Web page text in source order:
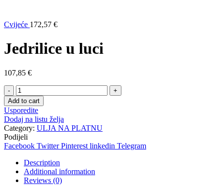
Cvijeće 172,57 €
Jedrilice u luci
107,85 €
Quantity
Add to cart
Usporedite
Dodaj na listu želja
Category: ULJA NA PLATNU
Podijeli
Facebook Twitter Pinterest linkedin Telegram
Description
Additional information
Reviews (0)